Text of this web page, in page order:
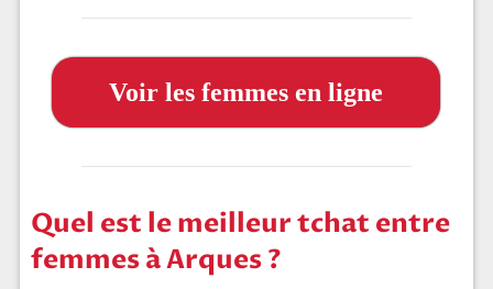
Voir les femmes en ligne
Quel est le meilleur tchat entre
femmes à Arques ?